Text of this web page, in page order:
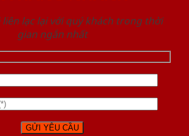
liên lạc lại với quý khách trong thời
gian ngắn nhất